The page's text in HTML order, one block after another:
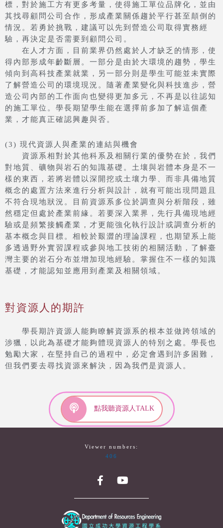
標，對於施工方有更多考量，使得施工單位品牌化，並由
其找尋顧問公司合作，形成產業關係趨於平行甚至顛倒的
情況。若勇於挑戰，建議可以先到營造公司取得實務經
驗，再決定是否需要到顧問公司。
在人才方面，目前業界仍然處於人才缺乏的情形，使
得內部形成年齡斷層。一部分是由於大環境的趨勢，學生
傾向到高科技產業就業，另一部分則是學生可能並未實際
了解營造公司的環境現況。隨著產業變化與科技進步，營
造公司內部的工作面向也變得更加多元，不再是以往認知
的施工單位。學長期望學生能在選擇前多加了解這個產
業，才能真正確認興趣與否。
(3) 現代資源人與產業的連結與機會
資源系相對於其他科系及相關行業的優勢在於，我們
對地質、礦物與岩石的知識基礎。土壤與岩體本身是不一
樣的東西，若將岩體以深開挖或土壤力學、而非具備地質
概念的處置方法來進行分析與設計，就有可能出現問題且
不符合現地狀況。目前資源系多位於調查與分析階段，雖
然穩定但處於產業前緣。若要深入業界，先行具備現地經
驗或是頻繁接觸產業，才更能強化執行設計或調查分析的
基本概念與目標。相較於艱澀的理論課程，也期望系上能
多透過野外實習課程或參與地工技術的相關活動，了解臺
灣主要的岩石分布並增加現地經驗。掌握住不一樣的知識
基礎，才能認知並應用到產業及相關領域。
對資源人的期許
學長期許資源人能夠瞭解資源系的根本並做跨領域的
涉獵，以此為基礎才能夠體現資源人的特別之處。學長也
勉勵大家，在堅持自己的過程中，必定會遇到許多困難，
但我們要去尋找資源來解決，因為我們是資源人。
點我聽資源人TALK
Viewer numbers:
406